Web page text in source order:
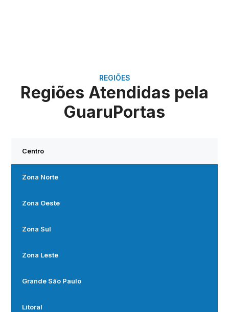
REGIÕES
Regiões Atendidas pela
GuaruPortas
Centro
Zona Norte
Zona Oeste
Zona Sul
Zona Leste
Grande São Paulo
Litoral